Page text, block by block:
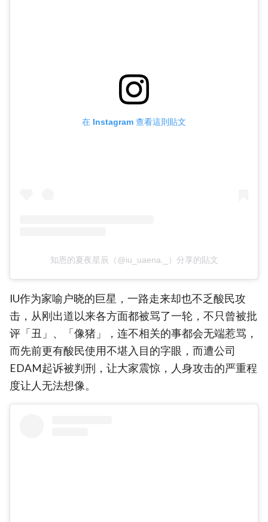
在 Instagram 查看這則貼文
知恩的夏夜星辰（@iu_uaena._）分享的貼文
IU作为家喻户晓的巨星，一路走来却也不乏酸民攻
击，从刚出道以来各方面都被骂了一轮，不只曾被批
评「丑」、「像猪」，连不相关的事都会无端惹骂，
而先前更有酸民使用不堪入目的字眼，而遭公司
EDAM起诉被判刑，让大家震惊，人身攻击的严重程
度让人无法想像。